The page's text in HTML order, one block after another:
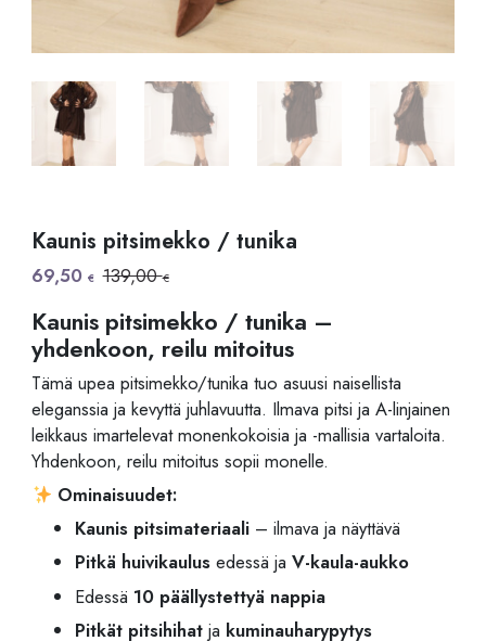
Kaunis pitsimekko / tunika
139,00€
Alkuperäinen
hinta
oli:
139,00 €.
69,50€
Nykyinen
hinta
on:
69,50 €.
Kaunis pitsimekko / tunika –
yhdenkoon, reilu mitoitus
Tämä upea pitsimekko/tunika tuo asuusi naisellista
eleganssia ja kevyttä juhlavuutta. Ilmava pitsi ja A-linjainen
leikkaus imartelevat monenkokoisia ja -mallisia vartaloita.
Yhdenkoon, reilu mitoitus sopii monelle.
Ominaisuudet:
Kaunis pitsimateriaali – ilmava ja näyttävä
Pitkä huivikaulus edessä jaV-kaula-aukko
Edessä 10 päällystettyä nappia
Pitkät pitsihihat ja kuminauharypytys